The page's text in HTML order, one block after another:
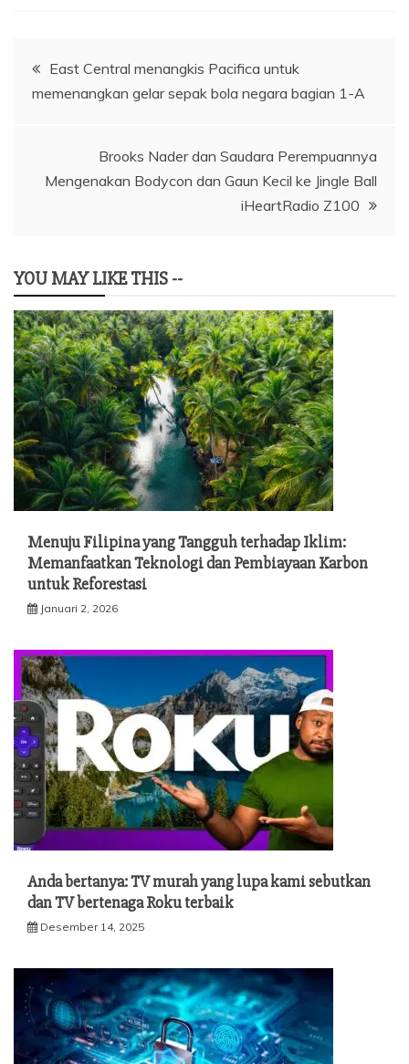
Navigasi
East Central menangkis Pacifica untuk
memenangkan gelar sepak bola negara bagian 1-A
Brooks Nader dan Saudara Perempuannya
Mengenakan Bodycon dan Gaun Kecil ke Jingle Ball
iHeartRadio Z100
YOU MAY LIKE THIS --
Menuju Filipina yang Tangguh terhadap Iklim:
Memanfaatkan Teknologi dan Pembiayaan Karbon
untuk Reforestasi
Januari 2, 2026
Anda bertanya: TV murah yang lupa kami sebutkan
dan TV bertenaga Roku terbaik
Desember 14, 2025